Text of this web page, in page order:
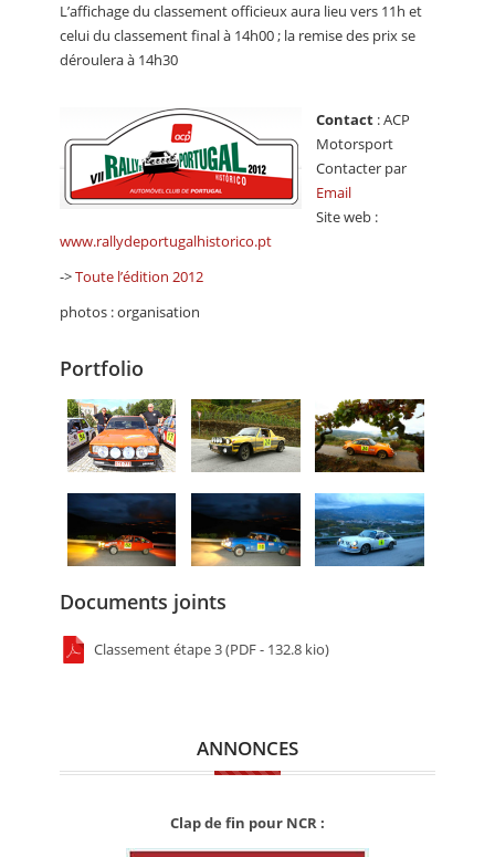
L’affichage du classement officieux aura lieu vers 11h et
celui du classement final à 14h00 ; la remise des prix se
déroulera à 14h30
Contact : ACP
Motorsport
Contacter par
Email
Site web :
www.rallydeportugalhistorico.pt
->Toute l’édition 2012
photos : organisation
Portfolio
Documents joints
Classement étape 3 (PDF - 132.8 kio)
ANNONCES
Clap de fin pour NCR :